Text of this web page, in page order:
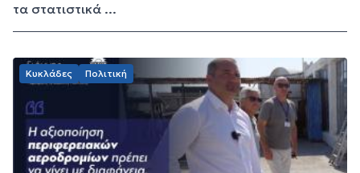
τα στατιστικά ...
Κυκλάδες Πολιτική